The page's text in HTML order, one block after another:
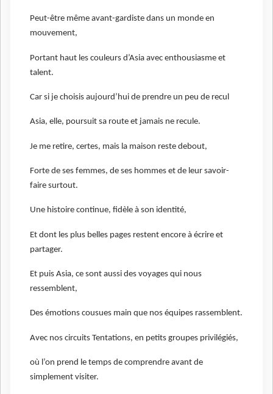
Peut-être même avant-gardiste dans un monde en
mouvement,
Portant haut les couleurs d’Asia avec enthousiasme et
talent.
Car si je choisis aujourd’hui de prendre un peu de recul
Asia, elle, poursuit sa route et jamais ne recule.
Je me retire, certes, mais la maison reste debout,
Forte de ses femmes, de ses hommes et de leur savoir-
faire surtout.
Une histoire continue, fidèle à son identité,
Et dont les plus belles pages restent encore à écrire et
partager.
Et puis Asia, ce sont aussi des voyages qui nous
ressemblent,
Des émotions cousues main que nos équipes rassemblent.
Avec nos circuits Tentations, en petits groupes privilégiés,
où l’on prend le temps de comprendre avant de
simplement visiter.